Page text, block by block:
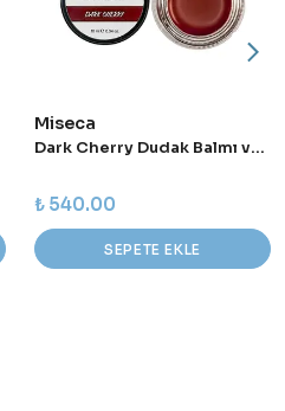
Miseca
Dark Cherry Dudak Balmı ve Allık 10 ml
₺ 540.00
SEPETE EKLE